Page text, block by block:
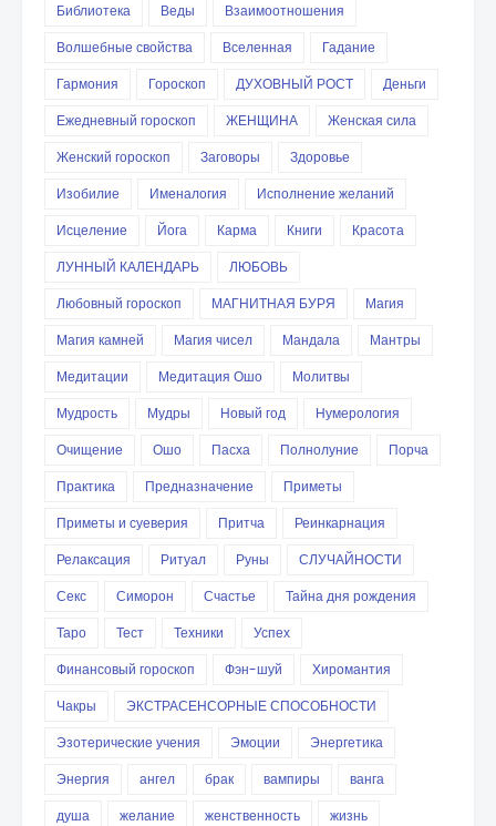
Библиотека
Веды
Взаимоотношения
Волшебные свойства
Вселенная
Гадание
Гармония
Гороскоп ДУХОВНЫЙ РОСТ
Деньги
Ежедневный гороскоп
ЖЕНЩИНА
Женская сила
Женский гороскоп
Заговоры
Здоровье
Изобилие
Именалогия
Исполнение желаний
Исцеление
Йога Карма Книги
Красота
ЛУННЫЙ КАЛЕНДАРЬ
ЛЮБОВЬ
Любовный гороскоп
МАГНИТНАЯ БУРЯ
Магия
Магия камней
Магия чисел Мандала
Мантры
Медитации
Медитация Ошо
Молитвы
Мудрость
Мудры Новый год
Нумерология
Очищение
Ошо Пасха Полнолуние
Порча
Практика
Предназначение
Приметы
Приметы и суеверия
Притча
Реинкарнация
Релаксация
Ритуал Руны
СЛУЧАЙНОСТИ
Секс
Симорон Счастье
Тайна дня рождения
Таро
Тест Техники
Успех
Финансовый гороскоп
Фэн-шуй
Хиромантия
Чакры
ЭКСТРАСЕНСОРНЫЕ СПОСОБНОСТИ
Эзотерические учения
Эмоции
Энергетика
Энергия
ангел брак вампиры
ванга
душа
желание женственность
жизнь